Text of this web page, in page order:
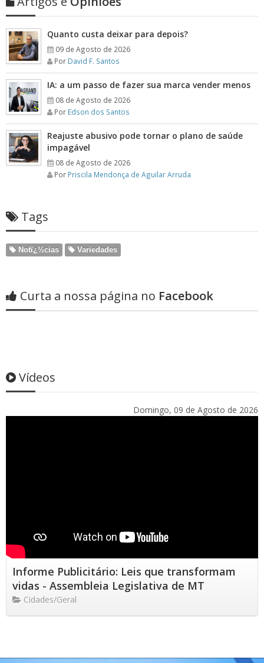
Quanto custa deixar para depois?
09 de Agosto de 2026
Por David F. Santos
IA: a um passo de fazer sua marca vender menos
08 de Agosto de 2026
Por Edson dos Santos
Reajuste abusivo pode tornar o plano de saúde
impagável
08 de Agosto de 2026
Por Priscila Mendonça de Aguilar Arruda
Tags
Notï¿½cias Variedades
Curta a nossa página no Facebook
Vídeos
Domingo, 09 de Agosto de 2026
Informe Publicitário: Leis que transformam
vidas - Assembleia Legislativa de MT
Cidades/Geral